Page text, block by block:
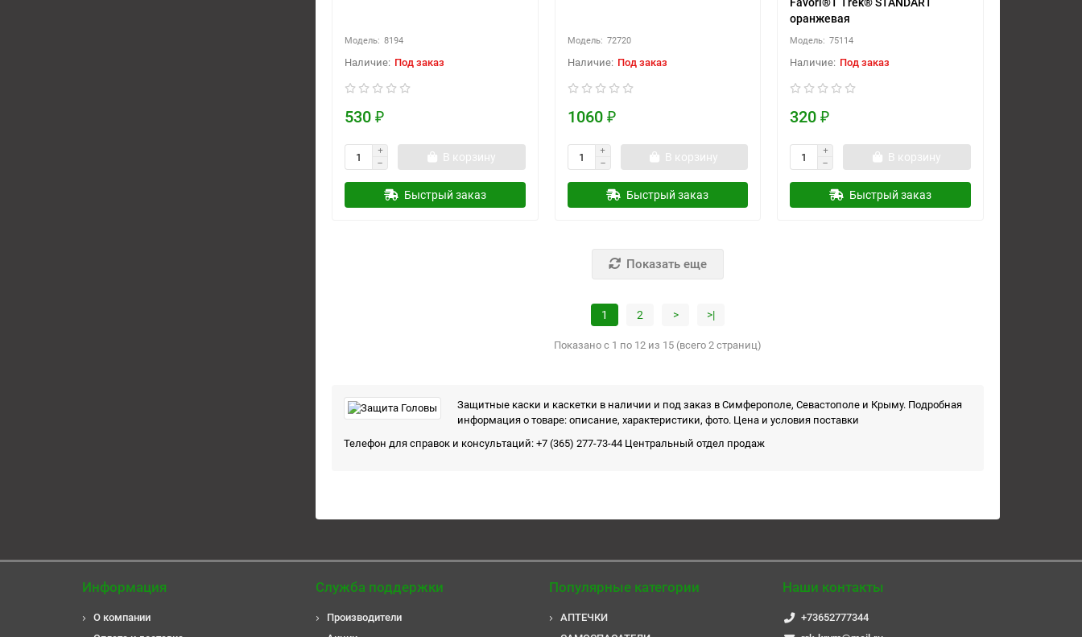
8194
Под заказ
530 ₽
В корзину
Быстрый заказ
72720
Под заказ
1060 ₽
В корзину
Быстрый заказ
оранжевая
75114
Под заказ
320 ₽
В корзину
Быстрый заказ
Показать еще
1 2 > >|
Показано с 1 по 12 из 15 (всего 2 страниц)
Защитные каски и каскетки в наличии и под заказ в Симферополе, Севастополе и Крыму. Подробная
информация о товаре: описание, характеристики, фото. Цена и условия поставки
Телефон для справок и консультаций: +7 (365) 277-73-44 Центральный отдел продаж
Информация
О компании
Служба поддержки
Производители
Популярные категории
АПТЕЧКИ
Наши контакты
+73652777344